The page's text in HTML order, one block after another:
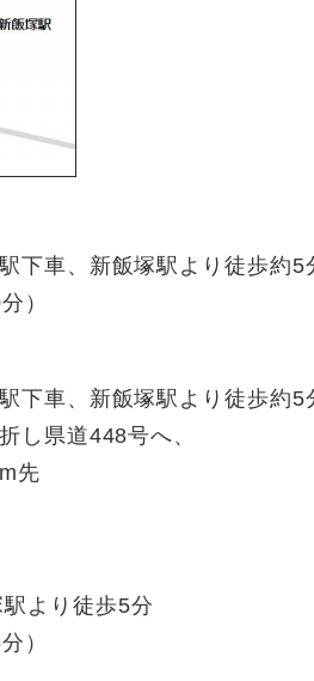
下車、新飯塚駅より徒歩約5
）
下車、新飯塚駅より徒歩約5
し県道448号へ、
先
より徒歩5分
）